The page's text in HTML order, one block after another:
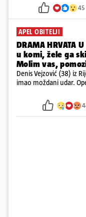
45
APEL OBITELJI
DRAMA HRVATA
u komi, žele ga
Molim vas,
Denis Vejzović (38) iz
imao moždani udar.
tamošnji liječnici ne